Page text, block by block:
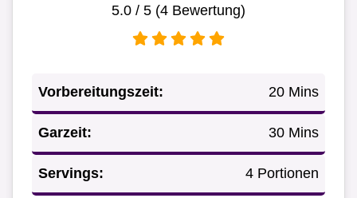
5.0 / 5 (4 Bewertung)
Vorbereitungszeit: 20 Mins
Garzeit: 30 Mins
Servings: 4 Portionen